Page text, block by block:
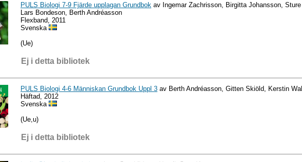
PULS Biologi 7-9 Fjärde upplagan Grundbok av Ingemar Zachrisson, Birgitta Johansson, Sture
Lars Bondeson, Berth Andréasson
Flexband, 2011
Svenska
(Ue)
Ej i detta bibliotek
PULS Biologi 4-6 Människan Grundbok Uppl 3 av Berth Andréasson, Gitten Skiöld, Kerstin
Häftad, 2012
Svenska
(Ue,u)
Ej i detta bibliotek